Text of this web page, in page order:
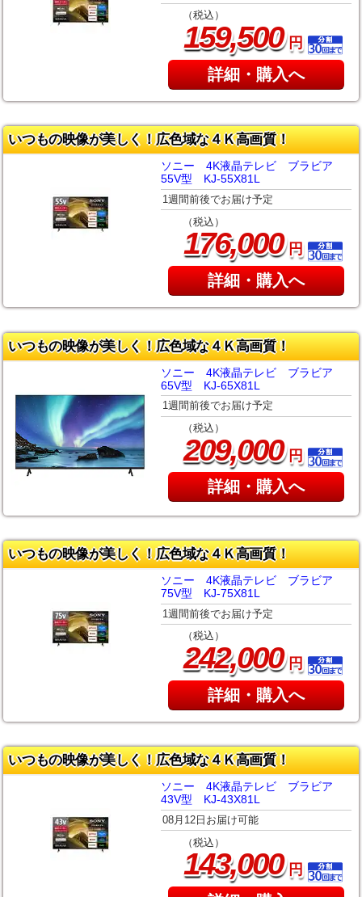
（税込）
159,500円
詳細・購入へ
いつもの映像が美しく！広色域な４Ｋ高画質！
ソニー 4K液晶テレビ ブラビア
55V型 KJ-55X81L
1週間前後でお届け予定
（税込）
176,000円
詳細・購入へ
いつもの映像が美しく！広色域な４Ｋ高画質！
ソニー 4K液晶テレビ ブラビア
65V型 KJ-65X81L
1週間前後でお届け予定
（税込）
209,000円
詳細・購入へ
いつもの映像が美しく！広色域な４Ｋ高画質！
ソニー 4K液晶テレビ ブラビア
75V型 KJ-75X81L
1週間前後でお届け予定
（税込）
242,000円
詳細・購入へ
いつもの映像が美しく！広色域な４Ｋ高画質！
ソニー 4K液晶テレビ ブラビア
43V型 KJ-43X81L
08月12日お届け可能
（税込）
143,000円